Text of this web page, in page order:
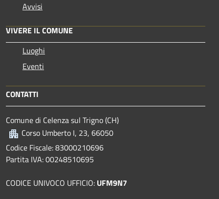
Avvisi
VIVERE IL COMUNE
Luoghi
Eventi
CONTATTI
Comune di Celenza sul Trigno (CH)
Corso Umberto I, 23, 66050
Codice Fiscale: 83000210696
Partita IVA: 00248510695
CODICE UNIVOCO UFFICIO: UFM9N7